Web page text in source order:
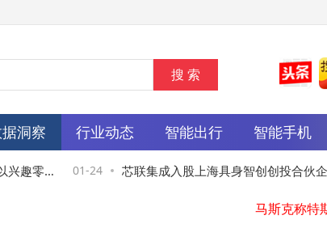
洞察 行业动态 智能出行 智能手机
趣零 01-24 芯联集成入股上海具身智创创投合伙企业